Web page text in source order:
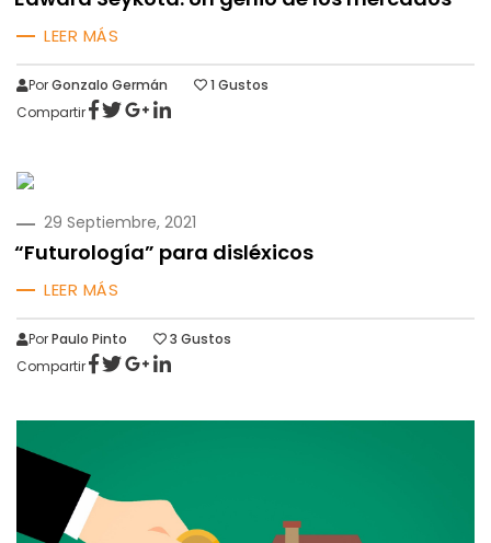
LEER MÁS
PorGonzalo Germán 1 Gustos
Compartir
PUBLICADO
29 Septiembre, 2021
“Futurología” para disléxicos
LEER MÁS
PorPaulo Pinto 3 Gustos
Compartir